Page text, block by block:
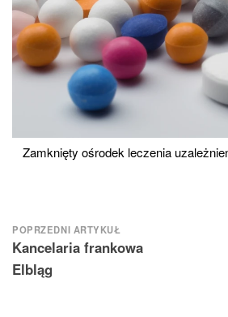
Zamknięty ośrodek leczenia
Nawigacja
wpisu
POPRZEDNI ARTYKUŁ
Kancelaria frankowa
Elbląg